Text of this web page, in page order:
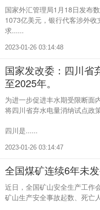
国家外汇管理局1月18日发布
1073亿美元，银行代客涉外
求......
2023-01-26 03:14:48
国家发改委：四川省
至2025年。
为进一步促进丰水期受限断面
将四川省弃水电量消纳试点政
四川是......
2023-01-26 03:14:47
全国煤矿连续6年未
近日，全国矿山安全生产工作
矿山生产安全事故起数、死亡